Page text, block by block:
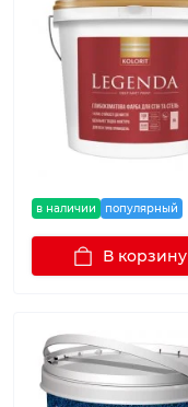
в наличии популярный
В корзину